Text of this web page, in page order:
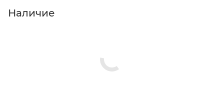
Нажмите кнопку «Оформить заказ».
Наличие